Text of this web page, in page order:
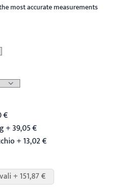
most accurate measurements
€
+ 39,05 €
+ 13,02 €
+ 151,87 €